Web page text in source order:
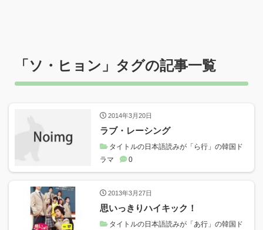
「ソ・ヒョン 」タグの記事一覧
2014年3月20日
ラブ・レーシング
タイトルの日本語読みが「ら行」の韓国ド
ラマ
0
2013年3月27日
思いっきりハイキック！
タイトルの日本語読みが「あ行」の韓国ド